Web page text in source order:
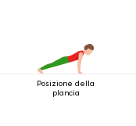
Posizione della
plancia